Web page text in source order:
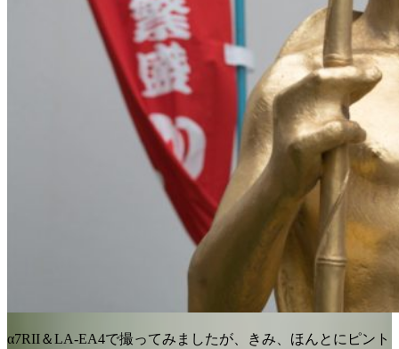
α7RII＆LA-EA4で撮ってみましたが、きみ、ほんとにピント